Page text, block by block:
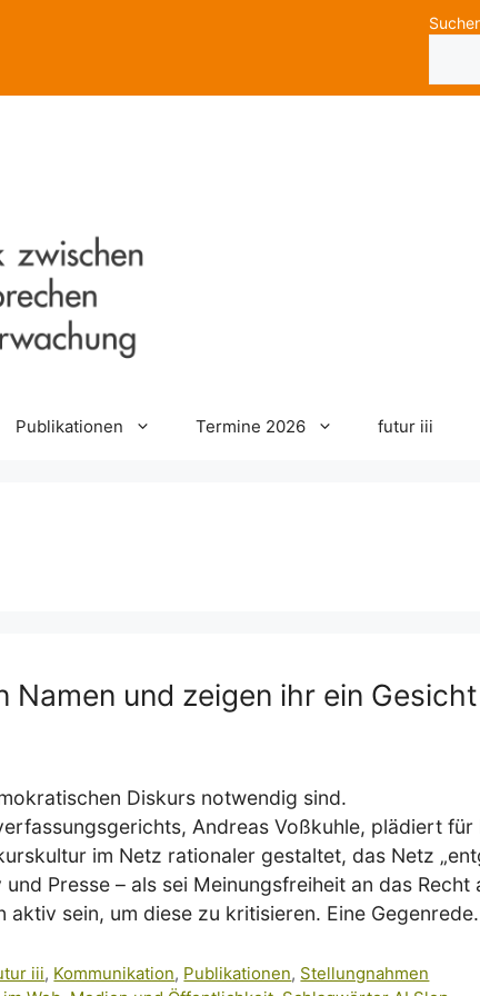
Publikationen Termine 2026 futur iii
Namen und zeigen ihr ein Gesicht
Diskurs notwendig sind.
Andreas Voßkuhle, plädiert
im Netz rationaler gestaltet, das Netz
Presse – als sei Meinungsfreiheit an das
aktiv sein, um diese zu kritisieren. Eine Gegenrede.
iii, Kommunikation, Publikationen, Stellungnahmen